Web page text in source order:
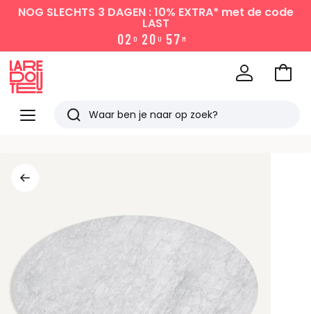
NOG SLECHTS 3 DAGEN : 10% EXTRA* met de code
LAST
02 D 20 U 57 M
Menu
Redoute
Zoeken
Naar